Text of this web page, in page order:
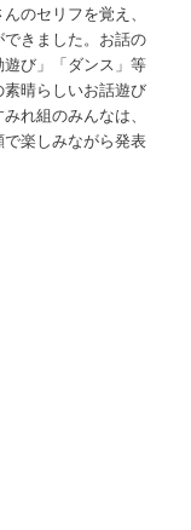
のセリフを覚え、
きました。お話の
び」「ダンス」等
晴らしいお話遊び
れ組のみんなは、
楽しみながら発表